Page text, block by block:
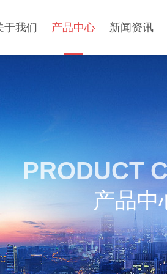
于我们 产品中心 新闻资讯
PRODUCT
产品中